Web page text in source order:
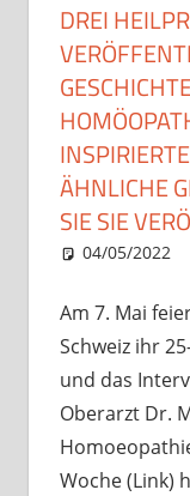
DREI
ÄHNLICHE
SIE SIE
04/05/2022
Am 7. Mai
Schweiz ihr
und das
Oberarzt Dr.
Woche (Link)